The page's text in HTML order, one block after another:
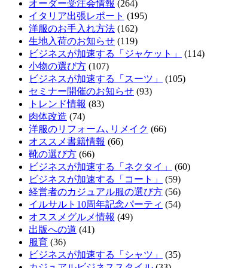
オーダー受注会情報 (264)
イタリア出張レポート (195)
洋服のお手入れ方法 (162)
生地入荷のお知らせ (119)
ビジネスが加速する「ジャケット」
(114)
小物の選び方 (107)
ビジネスが加速する「スーツ」
(105)
セミナー開催のお知らせ (93)
トレンド情報 (83)
肉体改造 (74)
洋服のリフォーム､リメイク (66)
オススメ書籍情報 (66)
靴の選び方 (66)
ビジネスが加速する「ネクタイ」
(60)
ビジネスが加速する「コート」
(59)
経営者のカジュアル服の選び方 (56)
イルサルト10周年記念パーティ (54)
オススメグルメ情報 (49)
出版への道 (41)
服育 (36)
ビジネスが加速する「シャツ」
(35)